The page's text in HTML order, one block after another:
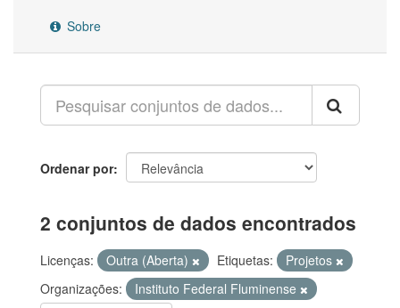
Sobre
Ordenar por
2 conjuntos de dados encontrados
Licenças: Outra (Aberta) Etiquetas:
Projetos
Organizações:
Instituto Federal Fluminense